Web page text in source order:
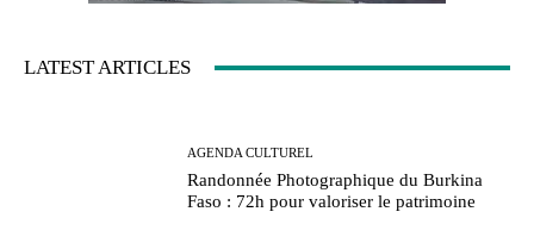
LATEST ARTICLES
AGENDA CULTUREL
Randonnée Photographique du Burkina
Faso : 72h pour valoriser le patrimoine